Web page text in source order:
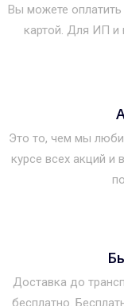
Вы можете
картой. Для ИП и
Это то, чем мы
курсе всех акций и
Доставка до
бесплатно.